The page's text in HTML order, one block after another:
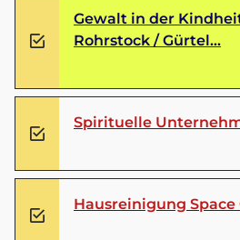
Gewalt in der
Rohrstock / Gürtel...
Spirituelle
Hausreinigung Space